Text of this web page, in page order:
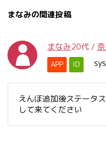
まなみの関連投稿
まなみ20代 /
APP ID
えんぼ追加後ステータ
して来てください